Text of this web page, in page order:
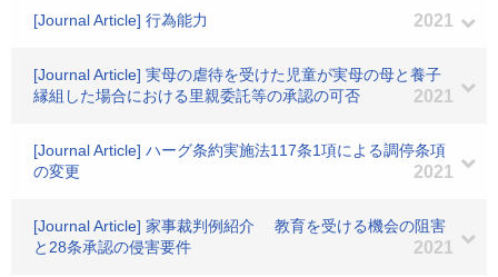
[Journal Article] 行為能力 2021
[Journal Article] 実母の虐待を受けた児童が実母の母と養子
縁組した場合における里親委託等の承認の可否
2021
[Journal Article] ハーグ条約実施法117条1項による調停条項
の変更
2021
[Journal Article] 家事裁判例紹介 教育を受ける機会の阻害
と28条承認の侵害要件
2021